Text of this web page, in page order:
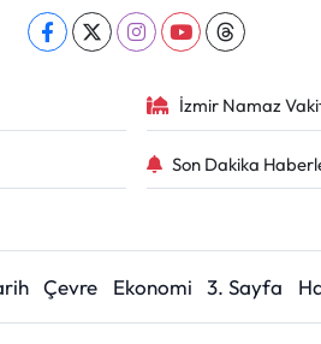
İzmir Namaz
Son Dakika
Çevre Ekonomi 3. Sayfa